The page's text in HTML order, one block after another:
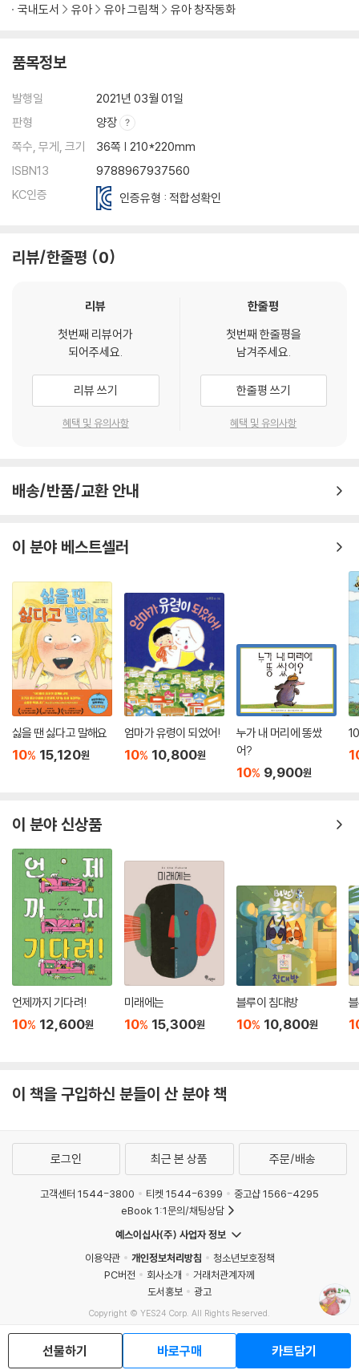
국내도서
유아 유아 그림책 유아 창작동화
품목정보
발행일
2021년 03월 01일
판형
양장
쪽수, 무게, 크기
36쪽 | 210*220mm
ISBN13
9788967937560
KC인증
인증유형 : 적합성확인
리뷰/한줄평 0
리뷰
첫번째 리뷰어가
되어주세요.
리뷰 쓰기
혜택 및 유의사항
한줄평
첫번째 한줄평을
남겨주세요.
한줄평 쓰기
혜택 및 유의사항
배송/반품/교환 안내
이 분야 베스트셀러
싫을 땐 싫다고 말해요
10% 15,120원
엄마가 유령이 되었어!
10% 10,800원
누가 내 머리에 똥쌌
어?
10% 9,900원
이 분야 신상품
언제까지 기다려!
10% 12,600원
미래에는
10% 15,300원
블루이 침대방
10% 10,800원
이 책을 구입하신 분들이 산 분야 책
선물하기 바로구매 카트담기
로그인 최근 본 상품 주문/배송
고객센터 1544-3800 티켓 1544-6399
중고샵 1566-4295
eBook 1:1문의/채팅상담
예스이십사(주) 사업자 정보
이용약관
개인정보처리방침
청소년보호정책
PC버전
회사소개
거래처관계자께
도서홍보
광고
Copyright © YES24 Corp. All Rights Reserved.